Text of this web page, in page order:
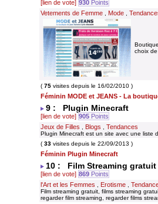
[lien de vote] 930 Points
Vetements de Femme
Mode
choix
( 75 visites depuis le 16/02/2010 )
Féminin MODE et JEANS - La
9 : Plugin Minecraft
[lien de vote] 905 Points
Jeux de Filles
Blogs Tendances
Plugin Minecraft est un site avec une liste
( 33 visites depuis le 22/09/2013 )
Féminin Plugin Minecraft
10 : Film Streaming gratuit
[lien de vote] 869 Points
l'Art et les Femmes
Erotisme
Film streaming gratuit, films streaming
regarder film streaming, regarder films